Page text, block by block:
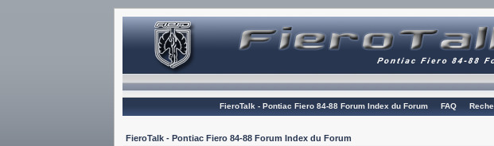
FieroTalk - Pontiac Fiero 84-88 Forum Index du Forum FAQ
FieroTalk - Pontiac Fiero 84-88 Forum Index du Forum